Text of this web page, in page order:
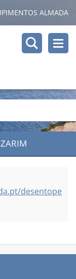
ALMADA
desentope